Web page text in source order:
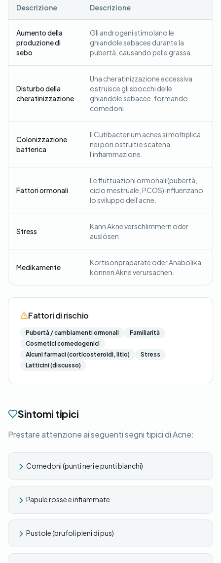
Descrizione Descrizione
Aumento della
produzione di
sebo
Gli androgeni stimolano le
ghiandole sebacee durante la
pubertà, causando pelle grassa.
Disturbo della
cheratinizzazione
Una cheratinizzazione eccessiva
ostruisce gli sbocchi delle
ghiandole sebacee, formando
comedoni.
Colonizzazione
batterica
Il Cutibacterium acnes si moltiplica
nei pori ostruiti e scatena
l'infiammazione.
Fattori ormonali
Le fluttuazioni ormonali (pubertà,
ciclo mestruale, PCOS) influenzano
lo sviluppo dell'acne.
Stress
Kann Akne verschlimmern oder
auslösen.
Medikamente
Kortisonpräparate oder Anabolika
können Akne verursachen.
Fattori di rischio
Pubertà / cambiamenti ormonali
Familiarità
Cosmetici comedogenici
Alcuni farmaci (corticosteroidi, litio)
Stress
Latticini (discusso)
Sintomi tipici
Prestare attenzione ai seguenti segni tipici di Acne:
Comedoni (punti neri e punti bianchi)
Papule rosse e infiammate
Pustole (brufoli pieni di pus)